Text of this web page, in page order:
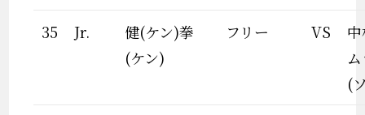
35 Jr.
健(ケン)拳
(ケン)
フリー VS
(